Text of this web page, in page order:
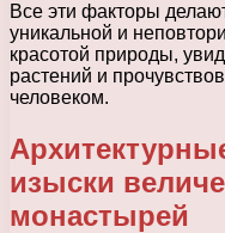
Все эти факторы
уникальной и
красотой природы,
растений и
человеком.
изыски
монастырей